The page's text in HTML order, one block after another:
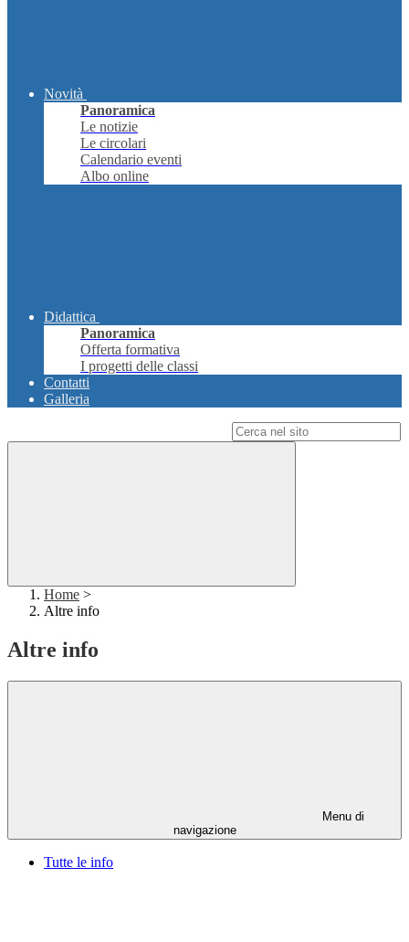
Novità
Panoramica
Le notizie
Le circolari
Calendario eventi
Albo online
Didattica
Panoramica
Offerta formativa
I progetti delle classi
Contatti
Galleria
Home >
Altre info
Altre info
Menu di
navigazione
Tutte le info